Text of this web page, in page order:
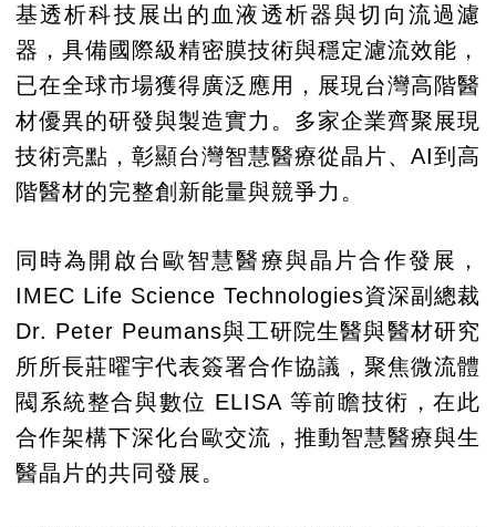
基透析科技展出的血液透析器與切向流過濾
器，具備國際級精密膜技術與穩定濾流效能，
已在全球市場獲得廣泛應用，展現台灣高階醫
材優異的研發與製造實力。多家企業齊聚展現
技術亮點，彰顯台灣智慧醫療從晶片、AI到高
階醫材的完整創新能量與競爭力。
同時為開啟台歐智慧醫療與晶片合作發展，
IMEC Life Science Technologies資深副總裁
Dr. Peter Peumans與工研院生醫與醫材研究
所所長莊曜宇代表簽署合作協議，聚焦微流體
閥系統整合與數位 ELISA 等前瞻技術，在此
合作架構下深化台歐交流，推動智慧醫療與生
醫晶片的共同發展。